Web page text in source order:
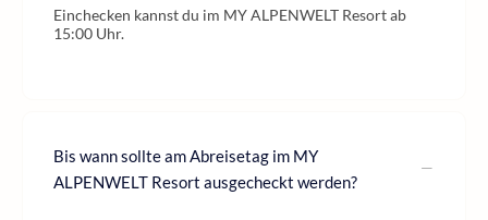
Einchecken kannst du im MY ALPENWELT Resort ab
15:00 Uhr.
Bis wann sollte am Abreisetag im MY
ALPENWELT Resort ausgecheckt werden?